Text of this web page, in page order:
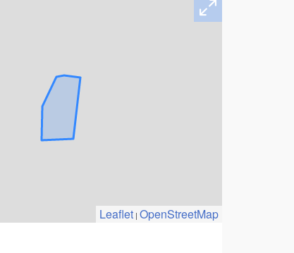
Leaflet | OpenStreetMap